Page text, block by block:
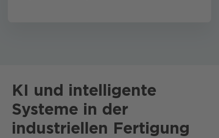
KI und intelligente
Systeme in der
industriellen Fertigung